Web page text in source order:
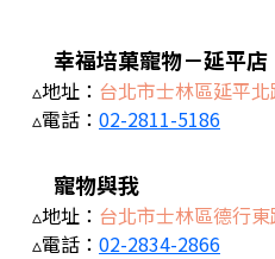
幸福培菓寵物－延平店
▵地址： 台北市士林區延平
▵電話： 02-2811-5186
寵物與我
▵地址： 台北市士林區德行
▵電話： 02-2834-2866